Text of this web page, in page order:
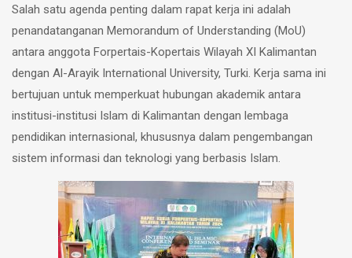
Salah satu agenda penting dalam rapat kerja ini adalah
penandatanganan Memorandum of Understanding (MoU)
antara anggota Forpertais-Kopertais Wilayah XI Kalimantan
dengan Al-Arayik International University, Turki. Kerja sama ini
bertujuan untuk memperkuat hubungan akademik antara
institusi-institusi Islam di Kalimantan dengan lembaga
pendidikan internasional, khususnya dalam pengembangan
sistem informasi dan teknologi yang berbasis Islam.